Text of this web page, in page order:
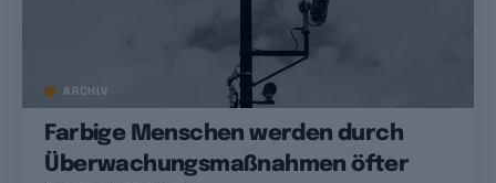
ARCHIV
Farbige Menschen werden durch
Überwachungsmaßnahmen öfter